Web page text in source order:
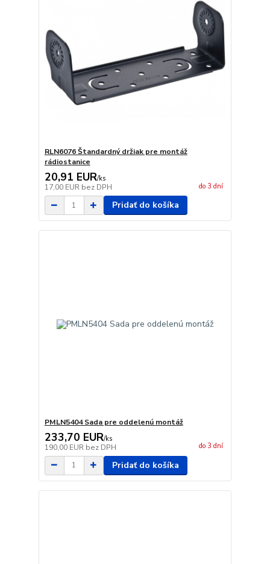
RLN6076 Štandardný držiak pre montáž
rádiostanice
20,91 EUR/ks
17,00 EUR bez DPH do 3 dní
Pridať do košíka
PMLN5404 Sada pre oddelenú montáž
233,70 EUR/ks
190,00 EUR bez DPH do 3 dní
Pridať do košíka